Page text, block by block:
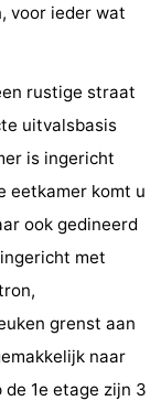
voor ieder wat
rustige straat
uitvalsbasis
is ingericht
eetkamer komt u
ook gedineerd
met
grenst aan
naar
1e etage zijn 3